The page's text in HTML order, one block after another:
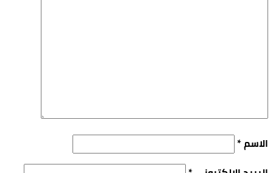
الاسم*